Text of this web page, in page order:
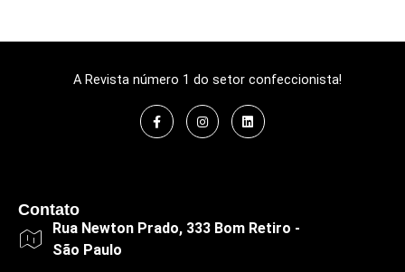
A Revista número 1 do setor confeccionista!
Contato
Rua Newton Prado, 333 Bom Retiro -
São Paulo